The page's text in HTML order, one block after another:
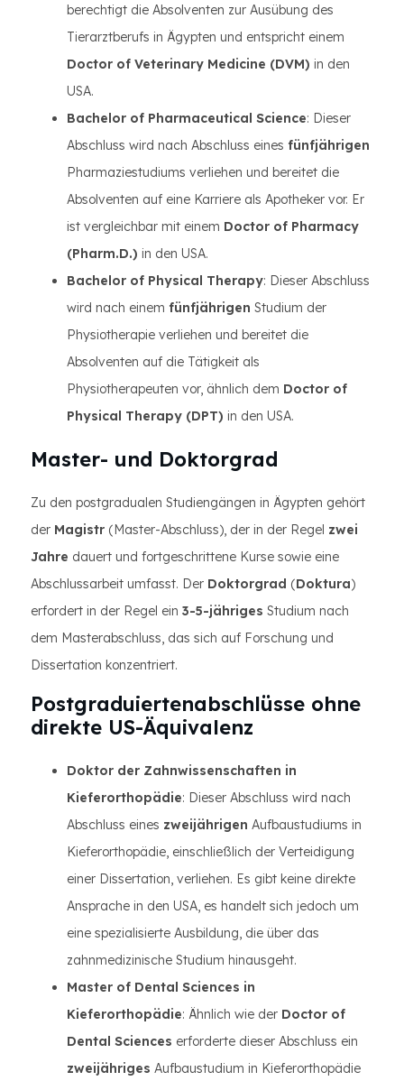
berechtigt die Absolventen zur Ausübung des
Tierarztberufs in Ägypten und entspricht einem
Doctor of Veterinary Medicine (DVM) in den
USA.
Bachelor of Pharmaceutical Science: Dieser
Abschluss wird nach Abschluss eines fünfjährigen
Pharmaziestudiums verliehen und bereitet die
Absolventen auf eine Karriere als Apotheker vor. Er
ist vergleichbar mit einem Doctor of Pharmacy
(Pharm.D.) in den USA.
Bachelor of Physical Therapy: Dieser Abschluss
wird nach einem fünfjährigen Studium der
Physiotherapie verliehen und bereitet die
Absolventen auf die Tätigkeit als
Physiotherapeuten vor, ähnlich dem Doctor of
Physical Therapy (DPT) in den USA.
Master- und Doktorgrad
Zu den postgradualen Studiengängen in Ägypten gehört
der Magistr (Master-Abschluss), der in der Regel zwei
Jahre dauert und fortgeschrittene Kurse sowie eine
Abschlussarbeit umfasst. Der Doktorgrad (Doktura)
erfordert in der Regel ein 3-5-jähriges Studium nach
dem Masterabschluss, das sich auf Forschung und
Dissertation konzentriert.
Postgraduiertenabschlüsse ohne
direkte US-Äquivalenz
Doktor der Zahnwissenschaften in
Kieferorthopädie: Dieser Abschluss wird nach
Abschluss eines zweijährigen Aufbaustudiums in
Kieferorthopädie, einschließlich der Verteidigung
einer Dissertation, verliehen. Es gibt keine direkte
Ansprache in den USA, es handelt sich jedoch um
eine spezialisierte Ausbildung, die über das
zahnmedizinische Studium hinausgeht.
Master of Dental Sciences in
Kieferorthopädie: Ähnlich wie der Doctor of
Dental Sciences erforderte dieser Abschluss ein
zweijähriges Aufbaustudium in Kieferorthopädie